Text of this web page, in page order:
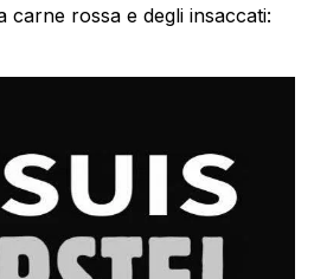
carne rossa e degli insaccati: